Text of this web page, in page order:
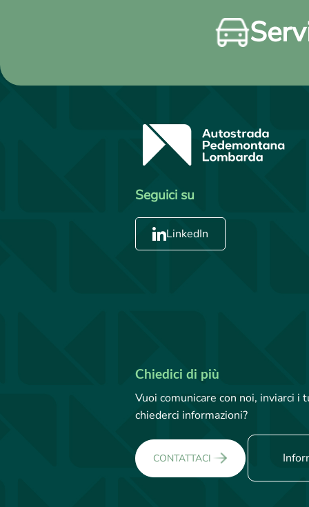
Seguici su
LinkedIn
Chiedici di più
Vuoi comunicare con noi, inviarci
chiederci informazioni?
CONTATTACI